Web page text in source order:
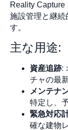
Reality Capture
施設管理と継続
す。
主な用途:
資産追跡:
チャの最
メンテナ
特定し、
緊急対応
確な建物